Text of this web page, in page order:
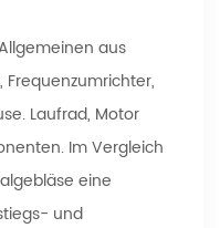
aus
Frequenzumrichter,
Laufrad, Motor
Im Vergleich
eine
und